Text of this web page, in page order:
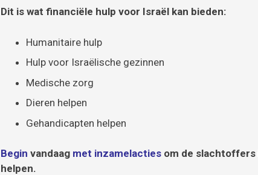
Dit is wat financiële hulp voor Israël kan bieden:
Humanitaire hulp
Hulp voor Israëlische gezinnen
Medische zorg
Dieren helpen
Gehandicapten helpen
Begin vandaag met inzamelactiesom de slachtoffers
helpen.